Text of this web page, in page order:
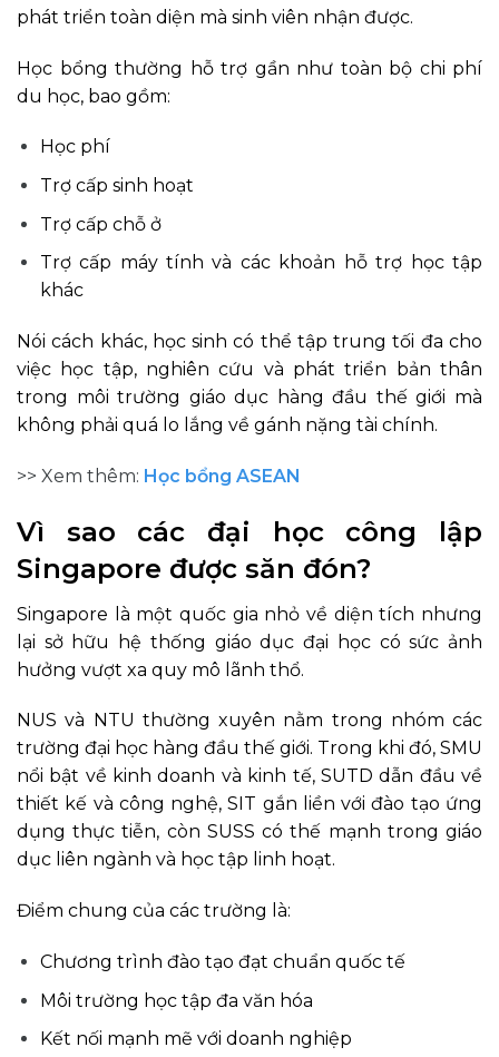
phát triển toàn diện mà sinh viên nhận được.
Học bổng thường hỗ trợ gần như toàn bộ chi phí
du học, bao gồm:
Học phí
Trợ cấp sinh hoạt
Trợ cấp chỗ ở
Trợ cấp máy tính và các khoản hỗ trợ học tập
khác
Nói cách khác, học sinh có thể tập trung tối đa cho
việc học tập, nghiên cứu và phát triển bản thân
trong môi trường giáo dục hàng đầu thế giới mà
không phải quá lo lắng về gánh nặng tài chính.
>> Xem thêm: Học bổng ASEAN
Vì sao các đại học công lập
Singapore được săn đón?
Singapore là một quốc gia nhỏ về diện tích nhưng
lại sở hữu hệ thống giáo dục đại học có sức ảnh
hưởng vượt xa quy mô lãnh thổ.
NUS và NTU thường xuyên nằm trong nhóm các
trường đại học hàng đầu thế giới. Trong khi đó, SMU
nổi bật về kinh doanh và kinh tế, SUTD dẫn đầu về
thiết kế và công nghệ, SIT gắn liền với đào tạo ứng
dụng thực tiễn, còn SUSS có thế mạnh trong giáo
dục liên ngành và học tập linh hoạt.
Điểm chung của các trường là:
Chương trình đào tạo đạt chuẩn quốc tế
Môi trường học tập đa văn hóa
Kết nối mạnh mẽ với doanh nghiệp